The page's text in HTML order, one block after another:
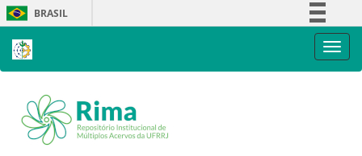
Skip
navigation
BRASIL